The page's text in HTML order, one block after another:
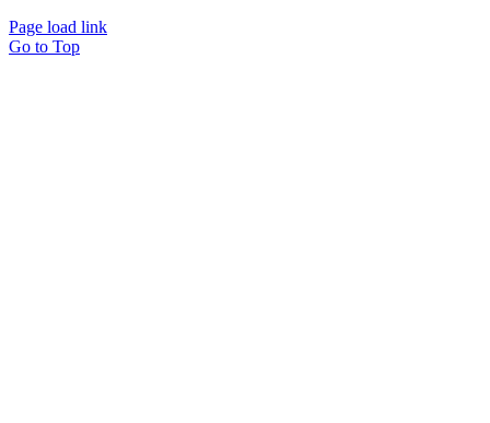
Page load link
Go to Top